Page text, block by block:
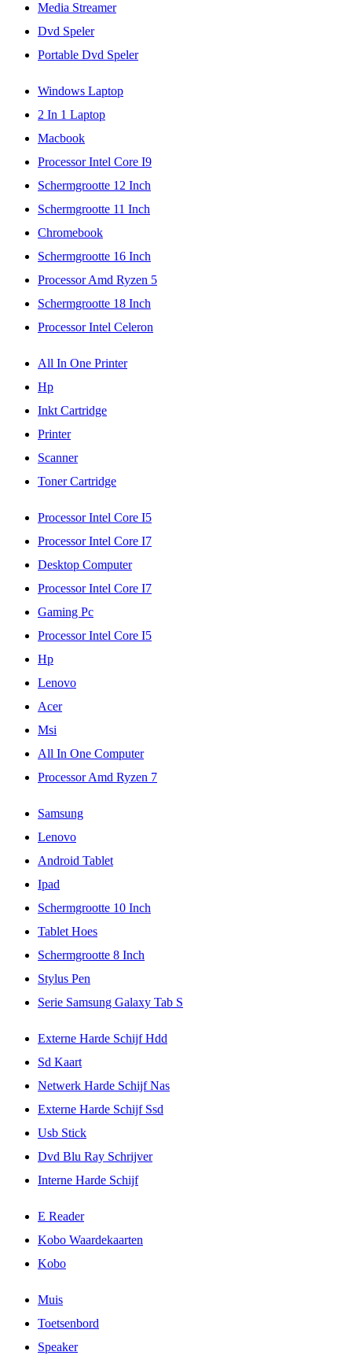
Media Streamer
Dvd Speler
Portable Dvd Speler
Windows Laptop
2 In 1 Laptop
Macbook
Processor Intel Core I9
Schermgrootte 12 Inch
Schermgrootte 11 Inch
Chromebook
Schermgrootte 16 Inch
Processor Amd Ryzen 5
Schermgrootte 18 Inch
Processor Intel Celeron
All In One Printer
Hp
Inkt Cartridge
Printer
Scanner
Toner Cartridge
Processor Intel Core I5
Processor Intel Core I7
Desktop Computer
Processor Intel Core I7
Gaming Pc
Processor Intel Core I5
Hp
Lenovo
Acer
Msi
All In One Computer
Processor Amd Ryzen 7
Samsung
Lenovo
Android Tablet
Ipad
Schermgrootte 10 Inch
Tablet Hoes
Schermgrootte 8 Inch
Stylus Pen
Serie Samsung Galaxy Tab S
Externe Harde Schijf Hdd
Sd Kaart
Netwerk Harde Schijf Nas
Externe Harde Schijf Ssd
Usb Stick
Dvd Blu Ray Schrijver
Interne Harde Schijf
E Reader
Kobo Waardekaarten
Kobo
Muis
Toetsenbord
Speaker